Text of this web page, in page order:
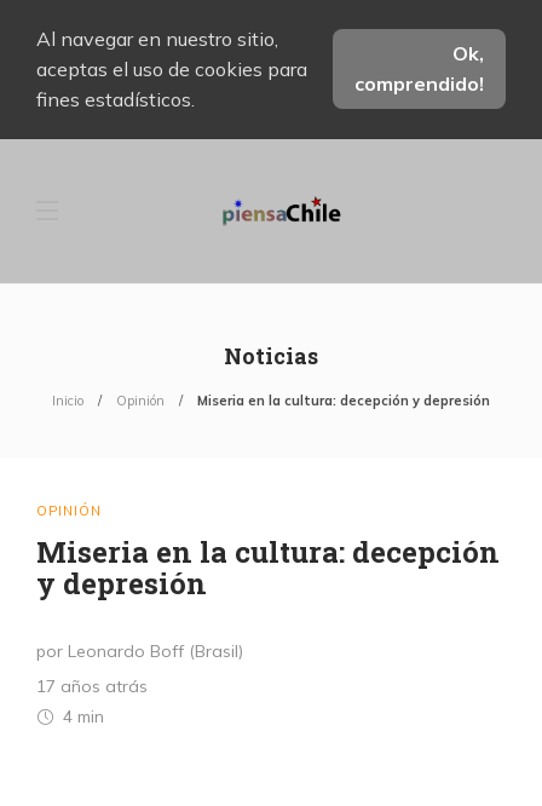
Al navegar en nuestro sitio,
aceptas el uso de cookies para
fines estadísticos.
Ok,
comprendido!
Noticias
Inicio Opinión Miseria en la cultura: decepción y depresión
OPINIÓN
Miseria en la cultura: decepción
y depresión
por Leonardo Boff (Brasil)
17 años atrás
4 min